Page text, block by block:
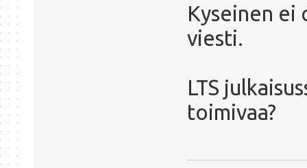
Kyseinen ei
viesti.
LTS
toimivaa?